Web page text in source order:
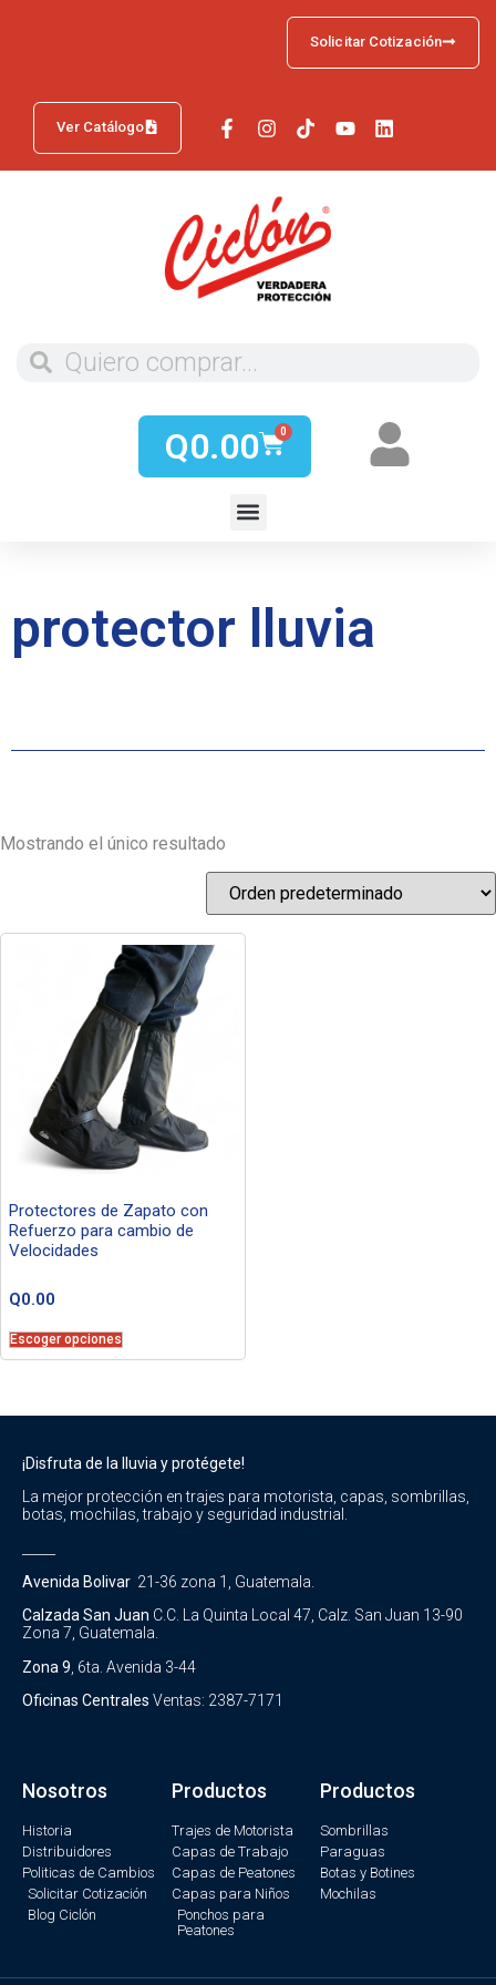
Ver Catálogo
Solicitar Cotización
Q0.00 0
protector lluvia
Mostrando el único resultado
Protectores de Zapato con
Refuerzo para cambio de
Velocidades
Q0.00
Escoger opciones
¡Disfruta de la lluvia y protégete!
La mejor protección en trajes para motorista, capas, sombrillas,
botas, mochilas, trabajo y seguridad industrial.
Avenida Bolivar 21-36 zona 1, Guatemala.
Calzada San Juan C.C. La Quinta Local 47, Calz. San Juan 13-90
Zona 7, Guatemala.
Zona 9 , 6ta. Avenida 3-44
Oficinas Centrales Ventas: 2387-7171
Nosotros
Historia
Distribuidores
Politicas de Cambios
Solicitar Cotización
Blog Ciclón
Productos
Trajes de Motorista
Capas de Trabajo
Capas de Peatones
Capas para Niños
Ponchos para
Peatones
Productos
Sombrillas
Paraguas
Botas y Botines
Mochilas